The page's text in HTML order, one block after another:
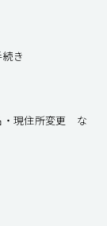
き
・現住所変更 な